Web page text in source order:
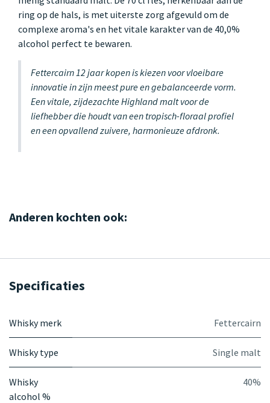
ring op de hals, is met uiterste zorg afgevuld om de
complexe aroma's en het vitale karakter van de 40,0%
alcohol perfect te bewaren.
Fettercairn 12 jaar kopen is kiezen voor vloeibare
innovatie in zijn meest pure en gebalanceerde vorm.
Een vitale, zijdezachte Highland malt voor de
liefhebber die houdt van een tropisch-floraal profiel
en een opvallend zuivere, harmonieuze afdronk.
Anderen kochten ook:
Specificaties
Whisky merk Fettercairn
Whisky type Single malt
Whisky
alcohol %
40%